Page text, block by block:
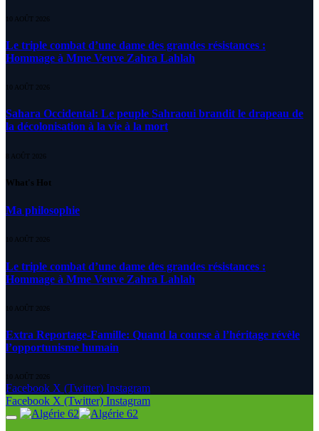
10 AOÛT 2026
Le triple combat d’une dame des grandes résistances :
Hommage à Mme Veuve Zahra Lahlah
10 AOÛT 2026
Sahara Occidental: Le peuple Sahraoui brandit le drapeau de
la décolonisation à la vie à la mort
8 AOÛT 2026
What's Hot
Ma philosophie
10 AOÛT 2026
Le triple combat d’une dame des grandes résistances :
Hommage à Mme Veuve Zahra Lahlah
10 AOÛT 2026
Extra Reportage-Famille: Quand la course à l’héritage révèle
l’opportunisme humain
10 AOÛT 2026
Facebook X (Twitter) Instagram
Facebook X (Twitter) Instagram